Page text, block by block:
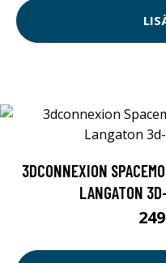
3DCONNEXION
LANGATON